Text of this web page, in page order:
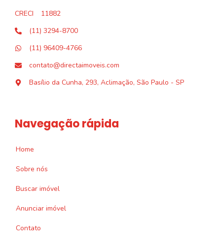
CRECI
11882
(11) 3294-8700
(11) 96409-4766
contato@directaimoveis.com
Basílio da Cunha, 293, Aclimação, São Paulo - SP
Navegação rápida
Home
Sobre nós
Buscar imóvel
Anunciar imóvel
Contato